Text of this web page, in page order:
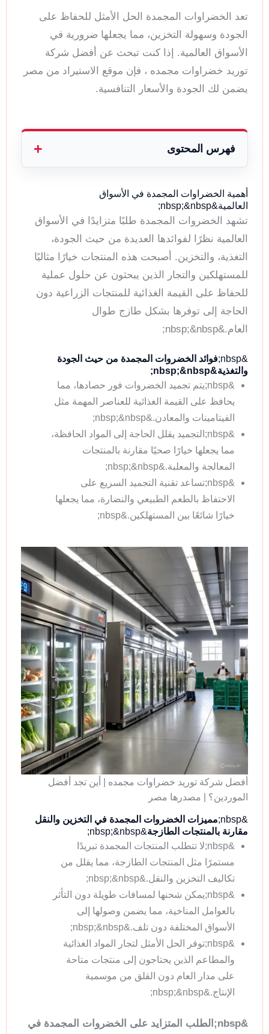
تعد الخضراوات المجمدة الحل الأمثل للحفاظ على
الجودة وسهولة التخزين، مما يجعلها ضرورية في
الأسواق العالمية. إذا كنت تبحث عن أفضل شركة
توريد خضراوات مجمده ، فإن موقع الاستيراد من مصر
يضمن لك الجودة والأسعار التنافسية.
فهرس المحتوى
أهمية الخضراوات المجمدة في الأسواق
العالمية&nbsp;&nbsp;
تشهد الخضروات المجمدة طلبًا متزايدًا في الأسواق
العالمية نظرًا لفوائدها العديدة من حيث الجودة،
التغذية، والتخزين. أصبحت هذه المنتجات خيارًا مثاليًا
للمستهلكين والتجار الذين يبحثون عن حلول عملية
للحفاظ على القيمة الغذائية للمنتجات الزراعية دون
الحاجة إلى توفرها بشكل طازج طوال
العام.&nbsp;&nbsp;
&nbsp;
فوائد الخضروات المجمدة من حيث الجودة
والتغذية&nbsp;&nbsp;
&nbsp;يتم تجميد الخضروات فور حصادها، مما
يحافظ على القيمة الغذائية للعناصر المهمة مثل
الفيتامينات والمعادن.&nbsp;&nbsp;
&nbsp;التجميد يقلل الحاجة إلى المواد الحافظة،
مما يجعلها خيارًا صحيًا مقارنة بالمنتجات
المعالجة والمعلبة.&nbsp;&nbsp;
&nbsp;تساعد تقنية التجميد السريع على
الاحتفاظ بالطعم الطبيعي والنضارة، مما يجعلها
خيارًا شائعًا بين المستهلكين.&nbsp;
أفضل شركة توريد خضراوات مجمده | أين تجد أفضل
الموردين؟ | مصدرها مصر
&nbsp;
مميزات الخضروات المجمدة في التخزين والنقل
مقارنة بالمنتجات الطازجة&nbsp;&nbsp;
&nbsp;لا تتطلب المنتجات المجمدة تبريدًا
مستمرًا مثل المنتجات الطازجة، مما يقلل من
تكاليف التخزين والنقل.&nbsp;&nbsp;
&nbsp;يمكن شحنها لمسافات طويلة دون التأثر
بالعوامل المناخية، مما يضمن وصولها إلى
الأسواق المختلفة دون تلف.&nbsp;&nbsp;
&nbsp;توفر الحل الأمثل لتجار المواد الغذائية
والمطاعم الذين يحتاجون إلى منتجات متاحة
على مدار العام دون القلق من موسمية
الإنتاج.&nbsp;&nbsp;
&nbsp;الطلب المتزايد على الخضروات المجمدة في